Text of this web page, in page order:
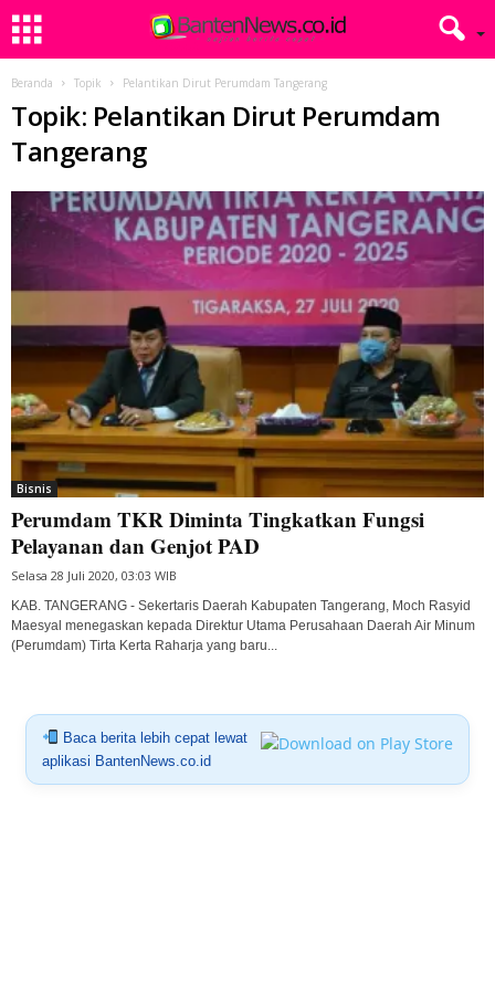
Beranda Topik Pelantikan Dirut Perumdam Tangerang
Topik: Pelantikan Dirut Perumdam
Tangerang
Bisnis
Perumdam TKR Diminta Tingkatkan Fungsi
Pelayanan dan Genjot PAD
Selasa 28 Juli 2020, 03:03 WIB
KAB. TANGERANG - Sekertaris Daerah Kabupaten Tangerang, Moch Rasyid
Maesyal menegaskan kepada Direktur Utama Perusahaan Daerah Air Minum
(Perumdam) Tirta Kerta Raharja yang baru...
Baca berita lebih cepat lewat
aplikasi BantenNews.co.id